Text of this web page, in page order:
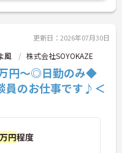
更新日：2026年07月30日
風 株式会社SOYOKAZE
万円～◎日勤のみ◆
員のお仕事です♪＜
円程度